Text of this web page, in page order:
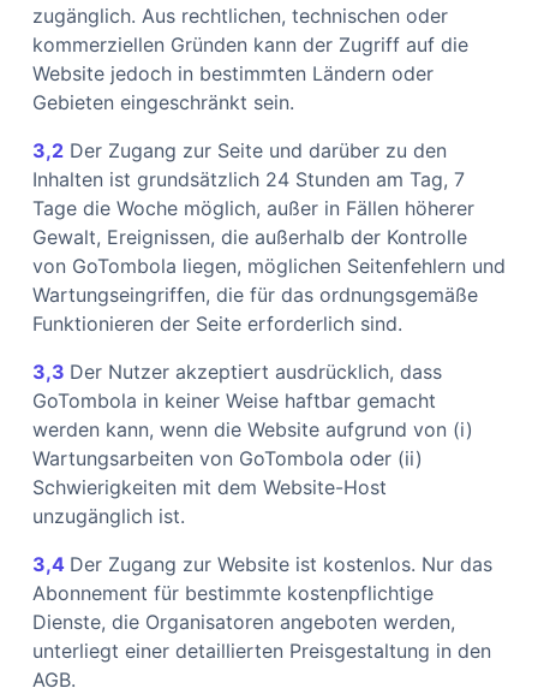
zugänglich. Aus rechtlichen, technischen oder
kommerziellen Gründen kann der Zugriff auf die
Website jedoch in bestimmten Ländern oder
Gebieten eingeschränkt sein.
3,2Der Zugang zur Seite und darüber zu den
Inhalten ist grundsätzlich 24 Stunden am Tag, 7
Tage die Woche möglich, außer in Fällen höherer
Gewalt, Ereignissen, die außerhalb der Kontrolle
von GoTombola liegen, möglichen Seitenfehlern und
Wartungseingriffen, die für das ordnungsgemäße
Funktionieren der Seite erforderlich sind.
3,3 Der Nutzer akzeptiert ausdrücklich, dass
GoTombola in keiner Weise haftbar gemacht
werden kann, wenn die Website aufgrund von (i)
Wartungsarbeiten von GoTombola oder (ii)
Schwierigkeiten mit dem Website-Host
unzugänglich ist.
3,4 Der Zugang zur Website ist kostenlos. Nur das
Abonnement für bestimmte kostenpflichtige
Dienste, die Organisatoren angeboten werden,
unterliegt einer detaillierten Preisgestaltung in den
AGB.